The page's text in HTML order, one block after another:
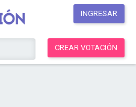
INGRESAR
CREAR VOTACIÓN